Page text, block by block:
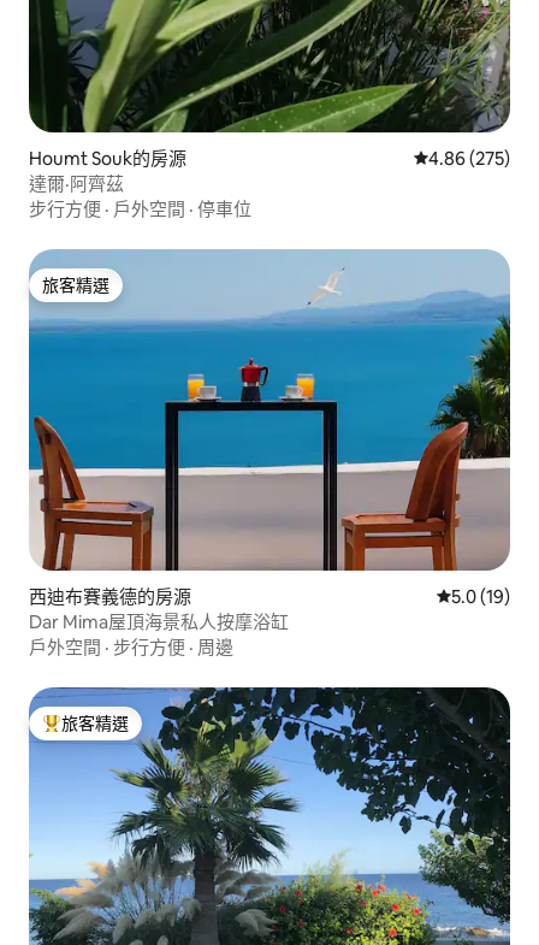
Houmt Souk的房源 從 275 則評價
4.86 (275)
達爾·阿齊茲
步行方便 · 戶外空間 · 停車位
旅客精選
旅客精選
西迪布賽義德的房源 從 19 則評
5.0 (19)
Dar Mima屋頂海景私人按摩浴缸
戶外空間 · 步行方便 · 周邊
旅客精選榜首
旅客精選